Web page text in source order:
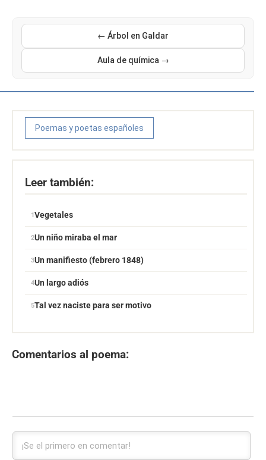
← Árbol en Galdar
Aula de química →
Poemas y poetas españoles
Leer también:
Vegetales
Un niño miraba el mar
Un manifiesto (febrero 1848)
Un largo adiós
Tal vez naciste para ser motivo
Comentarios al poema: